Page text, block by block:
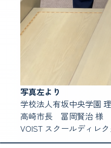
写真左より
学校法人有坂中央学園
高崎市長 冨岡賢治 様
VOIST スクールディレ